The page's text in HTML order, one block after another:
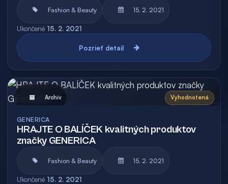
Fashion & Beauty 15. 2. 2021
Ukončené 15. 2. 2021
Pozrieť detail
Archív Vyhodnotená
GENERICA
HRAJTE O BALÍČEK kvalitných produktov
značky GENERICA
Fashion & Beauty 15. 2. 2021
Ukončené 15. 2. 2021